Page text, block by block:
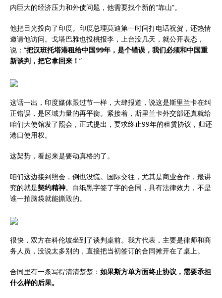
内巨大的经济压力和外债问题，他需要找个新的“靠山”。
他把目光投向了印度。印度总理莫迪第一时间打电话祝贺，还热情
邀请他访问。戈塔巴雅也投桃报李，上台没几天，就公开表态，
说：“把汉班托塔港租给中国99年，是个错误，我们必须和中国重
新谈判，把它拿回来！ ”
这话一出，印度媒体跟过节一样，大肆报道，说这是斯里兰卡在纠
正错误，是区域力量的再平衡。紧接着，斯里兰卡外交部还真就给
咱们大使馆发了照会，正式提出，要求终止99年的租赁协议，归还
港口使用权。
这架势，看起来是要动真格的了。
咱们这边接到照会，倒也没慌。国际交往，尤其是商业合作，最讲
究的就是契约精神。白纸黑字签了字的合同，具有法律效力，不是
谁一拍脑袋就能撕毁的。
很快，双方在科伦坡坐到了谈判桌前。我方代表，主要是律师和商
务人员，没说太多别的，直接把当初签订的合同摊开在了桌上。
合同里有一条写得清清楚楚： 如果斯方单方面终止协议，需要承担
什么样的后果。